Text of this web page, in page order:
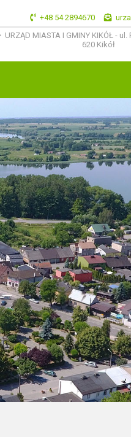
+48 54 2894670
URZĄD MIASTA I GMINY KIKÓŁ -
620 Kikół